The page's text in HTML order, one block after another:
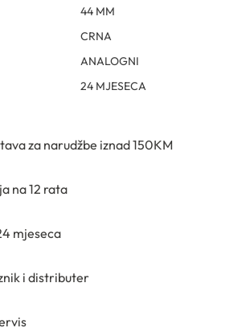
44 MM
CRNA
ANALOGNI
24 MJESECA
za narudžbe iznad 150KM
na 12 rata
mjeseca
i distributer